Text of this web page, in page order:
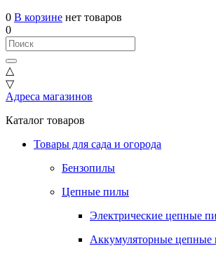
0 В корзине нет товаров
0
△
▽
Адреса магазинов
Каталог товаров
Товары для сада и огорода
Бензопилы
Цепные пилы
Электрические цепные
Аккумуляторные цепные